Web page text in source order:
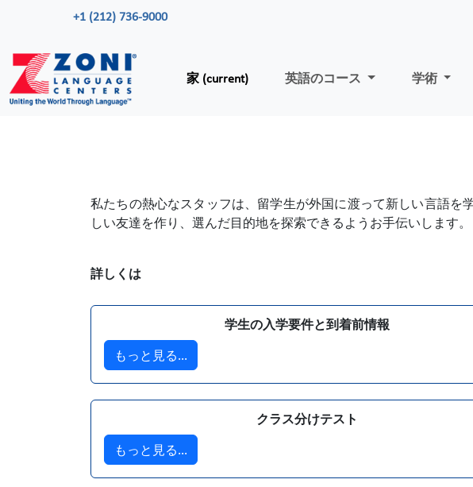
+1 (212) 736-9000
家 (current) 英語のコース 学術
私たちの熱心なスタッフは、留学生が外国に渡って新しい言語
しい友達を作り、選んだ目的地を探索できるようお手伝いします。
詳しくは
学生の入学要件と到着前情報
もっと見る...
クラス分けテスト
もっと見る...